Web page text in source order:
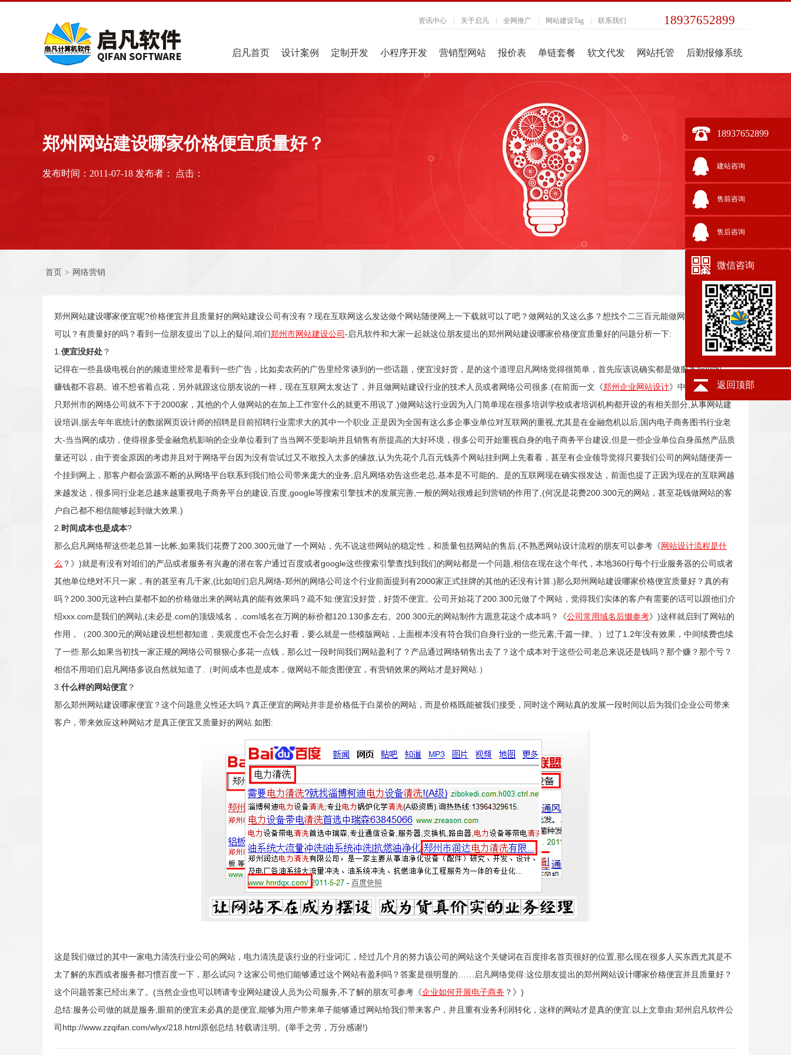
资讯中心 关于启凡 全网推广 网站建设Tag 联系我们 18937652899
启凡首页 设计案例 定制开发 小程序开发 营销型网站 报价表 单链套餐 软文代发 网站托管 后勤报修系统
郑州网站建设哪家价格便宜质量好？
发布时间：2011-07-18 发布者： 点击：
首页 > 网络营销
郑州网站建设哪家便宜呢?价格便宜并且质量好的网站建设公司有没有？现在互联网这么发达做个网站随便网上一下载就可以了吧？做网站的又这么多？想找个二三百元能做网站的，个人也
可以？有质量好的吗？看到一位朋友提出了以上的疑问,咱们郑州市网站建设公司-启凡软件和大家一起就这位朋友提出的郑州网站建设哪家价格便宜质量好的问题分析一下:
1. 便宜没好处 ？
记得在一些县级电视台的的频道里经常是看到一些广告，比如卖农药的广告里经常谈到的一些话题，便宜没好货，是的这个道理启凡网络觉得很简单，首先应该说确实都是做服务行业的，
赚钱都不容易。谁不想省着点花，另外就跟这位朋友说的一样，现在互联网太发达了，并且做网站建设行业的技术人员或者网络公司很多.(在前面一文《郑州企业网站设计》中我们就介绍过
只郑州市的网络公司就不下于2000家，其他的个人做网站的在加上工作室什么的就更不用说了.)做网站这行业因为入门简单现在很多培训学校或者培训机构都开设的有相关部分,从事网站建
设培训,据去年年底统计的数据网页设计师的招聘是目前招聘行业需求大的其中一个职业.正是因为全国有这么多企事业单位对互联网的重视,尤其是在金融危机以后,国内电子商务图书行业老
大-当当网的成功，使得很多受金融危机影响的企业单位看到了当当网不受影响并且销售有所提高的大好环境，很多公司开始重视自身的电子商务平台建设,但是一些企业单位自身虽然产品质
量还可以，由于资金原因的考虑并且对于网络平台因为没有尝试过又不敢投入太多的缘故,认为先花个几百元钱弄个网站挂到网上先看看，甚至有企业领导觉得只要我们公司的网站随便弄一
个挂到网上，那客户都会源源不断的从网络平台联系到我们给公司带来庞大的业务,启凡网络劝告这些老总,基本是不可能的。是的互联网现在确实很发达，前面也提了正因为现在的互联网越
来越发达，很多同行业老总越来越重视电子商务平台的建设,百度,google等搜索引擎技术的发展完善,一般的网站很难起到营销的作用了,(何况是花费200.300元的网站，甚至花钱做网站的客
户自己都不相信能够起到做大效果.)
2. 时间成本也是成本?
那么启凡网络帮这些老总算一比帐,如果我们花费了200.300元做了一个网站，先不说这些网站的稳定性，和质量包括网站的售后.(不熟悉网站设计流程的朋友可以参考《网站设计流程是什
么 ？》)就是有没有对咱们的产品或者服务有兴趣的潜在客户通过百度或者google这些搜索引擎查找到我们的网站都是一个问题,相信在现在这个年代，本地360行每个行业服务器的公司或者
其他单位绝对不只一家，有的甚至有几千家,(比如咱们启凡网络-郑州的网络公司这个行业前面提到有2000家正式挂牌的其他的还没有计算.)那么郑州网站建设哪家价格便宜质量好？真的有
吗？200.300元这种白菜都不如的价格做出来的网站真的能有效果吗？疏不知:便宜没好货，好货不便宜。公司开始花了200.300元做了个网站，觉得我们实体的客户有需要的话可以跟他们介
绍xxx.com是我们的网站,(未必是.com的顶级域名，.com域名在万网的标价都120.130多左右。200.300元的网站制作方愿意花这个成本吗？《公司常用域名后缀参考》)这样就启到了网站的
作用，（200.300元的网站建设想想都知道，美观度也不会怎么好看，要么就是一些模版网站，上面根本没有符合我们自身行业的一些元素,千篇一律。）过了1.2年没有效果，中间续费也续
了一些.那么如果当初找一家正规的网络公司狠狠心多花一点钱，那么过一段时间我们网站盈利了？产品通过网络销售出去了？这个成本对于这些公司老总来说还是钱吗？那个赚？那个亏？
相信不用咱们启凡网络多说自然就知道了.（时间成本也是成本，做网站不能贪图便宜，有营销效果的网站才是好网站.）
3. 什么样的网站便宜 ？
那么郑州网站建设哪家便宜？这个问题意义性还大吗？真正便宜的网站并非是价格低于白菜价的网站，而是价格既能被我们接受，同时这个网站真的发展一段时间以后为我们企业公司带来
客户，带来效应这种网站才是真正便宜又质量好的网站.如图:
这是我们做过的其中一家电力清洗行业公司的网站，电力清洗是该行业的行业词汇，经过几个月的努力该公司的网站这个关键词在百度排名首页很好的位置,那么现在很多人买东西尤其是不
太了解的东西或者服务都习惯百度一下，那么试问？这家公司他们能够通过这个网站有盈利吗？答案是很明显的……启凡网络觉得:这位朋友提出的郑州网站设计哪家价格便宜并且质量好？
这个问题答案已经出来了。(当然企业也可以聘请专业网站建设人员为公司服务,不了解的朋友可参考《企业如何开展电子商务 ？》)
总结:服务公司做的就是服务,眼前的便宜未必真的是便宜,能够为用户带来单子能够通过网站给我们带来客户，并且重有业务利润转化，这样的网站才是真的便宜.以上文章由:郑州启凡软件公
司http://www.zzqifan.com/wlyx/218.html原创总结.转载请注明。(举手之劳，万分感谢!)
18937652899
建站咨询
售前咨询
售后咨询
微信咨询
返回顶部